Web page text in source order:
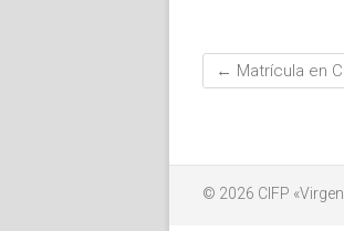
← Matrícula en
© 2026 CIFP